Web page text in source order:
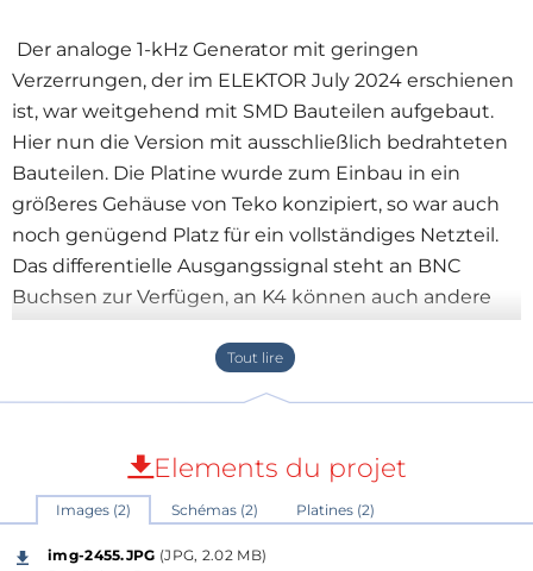
Der analoge 1-kHz Generator mit geringen
Verzerrungen, der im ELEKTOR July 2024 erschienen
ist, war weitgehend mit SMD Bauteilen aufgebaut.
Hier nun die Version mit ausschließlich bedrahteten
Bauteilen. Die Platine wurde zum Einbau in ein
größeres Gehäuse von Teko konzipiert, so war auch
noch genügend Platz für ein vollständiges Netzteil.
Das differentielle Ausgangssignal steht an BNC
Buchsen zur Verfügen, an K4 können auch andere
angeschlossen werden.
Die eigentliche Schaltung ist weitgehend identisch
zur SMD Version, auch die Inbetriebnahme und der
An K3 kann ein Umschalter mit Mittelstellung
angeschlossen werden. Damit lässt sich die
Verstärkung von x1, x2 und x4 (0 dB, 6 dB, 12 dB)
einstellen.
Elements du projet
Images (2) Schémas (2) Platines (2)
img-2455.JPG (JPG, 2.02 MB)